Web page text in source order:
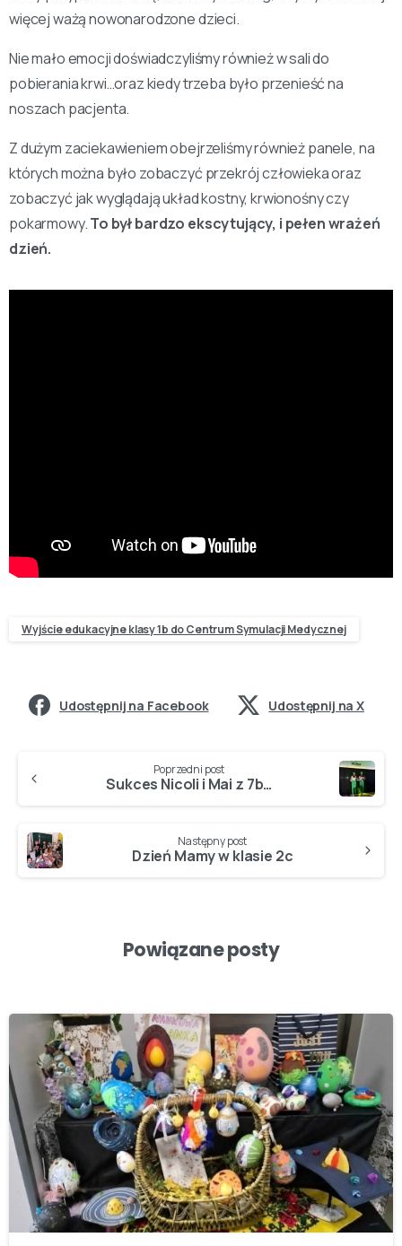
więcej ważą nowonarodzone dzieci.
Nie mało emocji doświadczyliśmy również w sali do
pobierania krwi…oraz kiedy trzeba było przenieść na
noszach pacjenta.
Z dużym zaciekawieniem obejrzeliśmy również panele, na
których można było zobaczyć przekrój człowieka oraz
zobaczyć jak wyglądają układ kostny, krwionośny czy
pokarmowy.To był bardzo ekscytujący, i pełen wrażeń
dzień.
Wyjście edukacyjne klasy 1b do Centrum Symulacji Medycznej
Udostępnij na Facebook Udostępnij na X
Poprzedni post
Sukces Nicoli i Mai z 7b…
Następny post
Dzień Mamy w klasie 2c
Powiązane posty
-